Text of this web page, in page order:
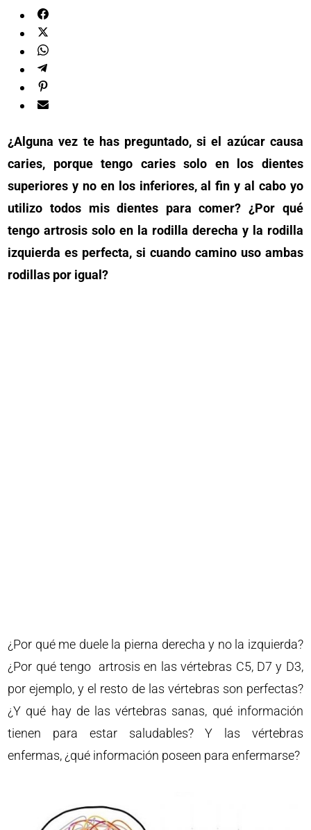
¿Alguna vez te has preguntado, si el azúcar causa
caries, porque tengo caries solo en los dientes
superiores y no en los inferiores, al fin y al cabo yo
utilizo todos mis dientes para comer? ¿Por qué
tengo artrosis solo en la rodilla derecha y la rodilla
izquierda es perfecta, si cuando camino uso ambas
rodillas por igual?
¿Por qué me duele la pierna derecha y no la izquierda?
¿Por qué tengo artrosis en las vértebras C5, D7 y D3,
por ejemplo, y el resto de las vértebras son perfectas?
¿Y qué hay de las vértebras sanas, qué información
tienen para estar saludables? Y las vértebras
enfermas, ¿qué información poseen para enfermarse?